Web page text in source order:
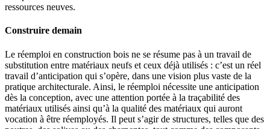
ressources neuves.
Construire demain
Le réemploi en construction bois ne se résume pas à un travail de
substitution entre matériaux neufs et ceux déjà utilisés : c’est un réel
travail d’anticipation qui s’opère, dans une vision plus vaste de la
pratique architecturale. Ainsi, le réemploi nécessite une anticipation
dès la conception, avec une attention portée à la traçabilité des
matériaux utilisés ainsi qu’à la qualité des matériaux qui auront
vocation à être réemployés. Il peut s’agir de structures, telles que des